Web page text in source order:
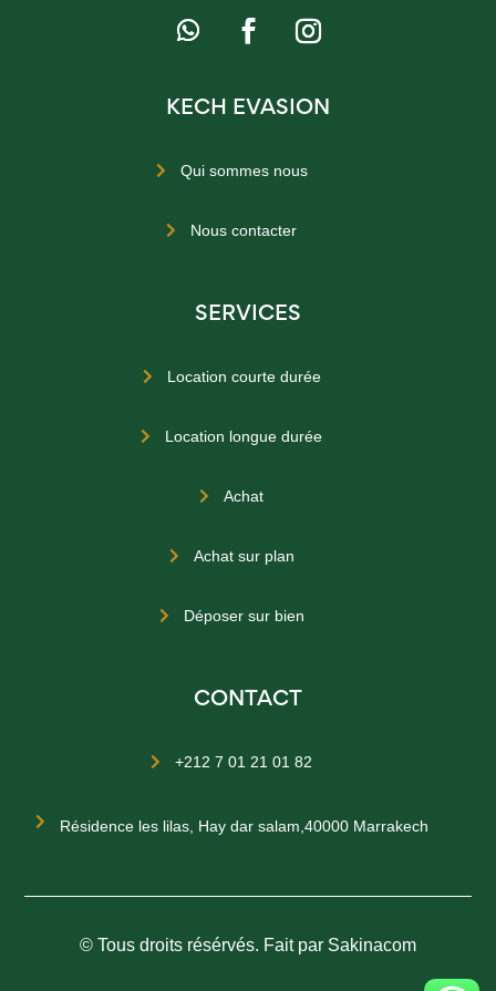
KECH EVASION
 Qui sommes nous
 Nous contacter
SERVICES
 Location courte durée
 Location longue durée
 Achat
 Achat sur plan
 Déposer sur bien
CONTACT
 +212 7 01 21 01 82
 Résidence les lilas, Hay dar salam,40000 Marrakech
© Tous droits résérvés. Fait par Sakinacom